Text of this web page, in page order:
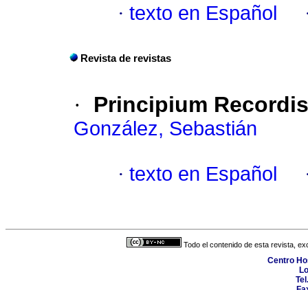
· texto en Español
Revista de revistas
· Principium
González, Sebastián
· texto en Español
Todo el contenido de esta revista,
Centro